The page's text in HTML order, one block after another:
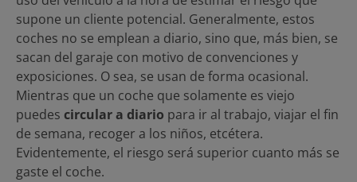
supone un cliente potencial. Generalmente, estos
coches no se emplean a diario, sino que, más bien, se
sacan del garaje con motivo de convenciones y
exposiciones. O sea, se usan de forma ocasional.
Mientras que un coche que solamente es viejo
puedes circular a diario para ir al trabajo, viajar el fin
de semana, recoger a los niños, etcétera.
Evidentemente, el riesgo será superior cuanto más se
gaste el coche.